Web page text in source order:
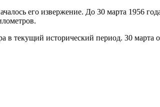
его извержение. До 30 марта 1956
текущий исторический период. 30 марта